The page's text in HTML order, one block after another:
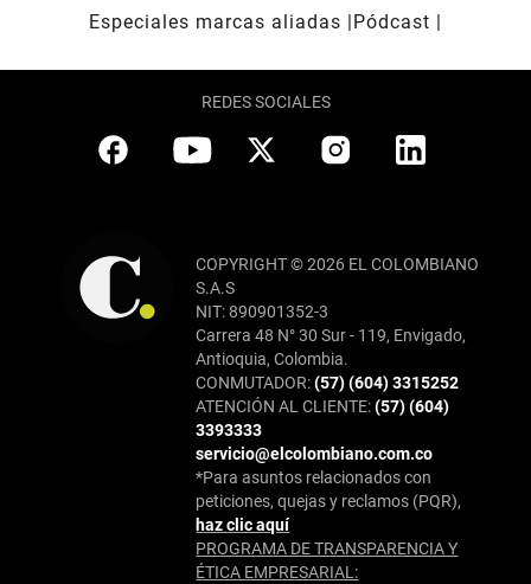
Especiales marcas aliadas
Pódcast
REDES SOCIALES
COPYRIGHT © 2026 EL COLOMBIANO
S.A.S
NIT: 890901352-3
Carrera 48 N° 30 Sur - 119, Envigado,
Antioquia, Colombia.
CONMUTADOR:(57) (604) 3315252
ATENCIÓN AL CLIENTE:(57) (604)
3393333
servicio@elcolombiano.com.co
*Para asuntos relacionados con
peticiones, quejas y reclamos (PQR),
haz clic aquí
PROGRAMA DE TRANSPARENCIA Y
ÉTICA EMPRESARIAL: